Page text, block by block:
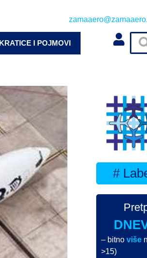
KRATICE I POJMOVI
#
– bitnoviše
>15)